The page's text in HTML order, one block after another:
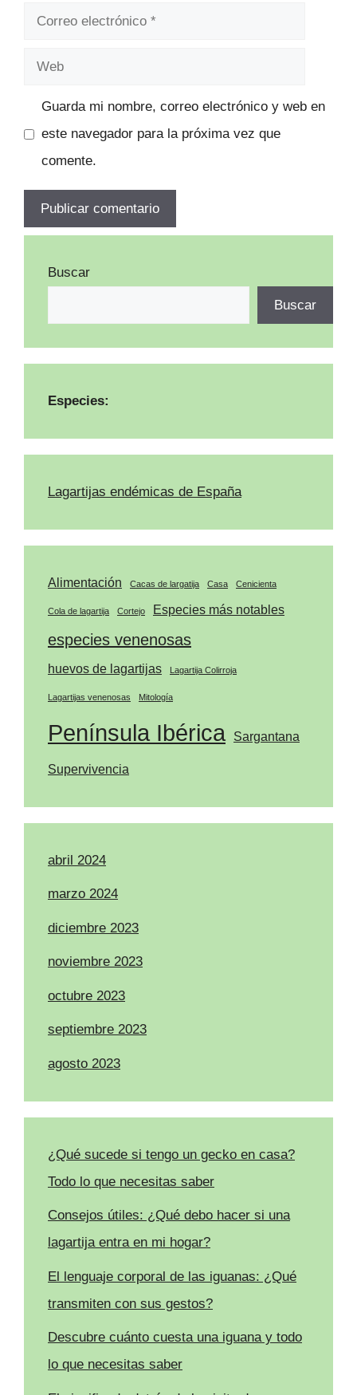
Correo
Web
Guarda mi nombre, correo electrónico y web en
este navegador para la próxima vez que
comente.
Buscar
Buscar
Especies:
Lagartijas endémicas de España
Alimentación Cacas de largatija Casa Cenicienta
Cola de lagartija Cortejo Especies más notables
especies venenosas
huevos de lagartijas Lagartija Colirroja
Lagartijas venenosas Mitología
Península Ibérica Sargantana
Supervivencia
abril 2024
marzo 2024
diciembre 2023
noviembre 2023
octubre 2023
septiembre 2023
agosto 2023
¿Qué sucede si tengo un gecko en casa?
Todo lo que necesitas saber
Consejos útiles: ¿Qué debo hacer si una
lagartija entra en mi hogar?
El lenguaje corporal de las iguanas: ¿Qué
transmiten con sus gestos?
Descubre cuánto cuesta una iguana y todo
lo que necesitas saber